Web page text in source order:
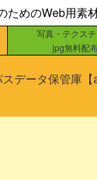
ためのWeb用素
写真・テクス
jpg無料配
データ保管庫【